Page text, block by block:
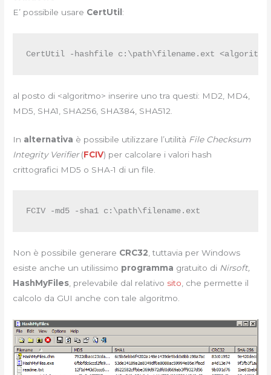
E’ possibile usare CertUtil :
CertUtil -hashfile c:\path\filename.ext
al posto di <algoritmo> inserire uno tra questi: MD2, MD4,
MD5, SHA1, SHA256, SHA384, SHA512.
In alternativa è possibile utilizzare l’utilità File Checksum
Integrity Verifier(FCIV) per calcolare i valori hash
crittografici MD5 o SHA-1 di un file.
FCIV -md5 -sha1 c:\path\filename.ext
Non è possibile generare CRC32 , tuttavia per Windows
esiste anche un utilissimo programma gratuito di Nirsoft,
HashMyFiles , prelevabile dal relativo sito , che permette il
calcolo da GUI anche con tale algoritmo.